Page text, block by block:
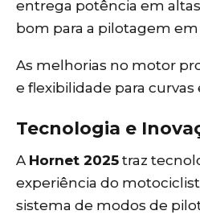
entrega potência em
bom para a pilotagem em
As melhorias no motor
e flexibilidade para curvas
Tecnologia e
A Hornet 2025 traz
experiência do
sistema de modos de